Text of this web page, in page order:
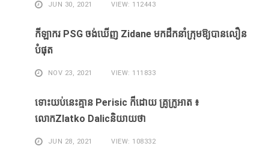
JUN 30, 2021 VIEW: 112443
កីឡាករ PSG ​ចង់​ឃើញ​ Zidane ​មក​ដឹក​នាំ​ក្រុម​ឱ្យ​បាន​លឿន​
បំផុត​
NOV 23, 2021 VIEW: 111833
ទោះ​យប់​នេះ​គ្មាន Perisic ក៏​ដោយ​ គ្រូ​ក្រូអាត ៖​
លោកZlatko Dalicនិយាយថា
JUN 28, 2021 VIEW: 108332